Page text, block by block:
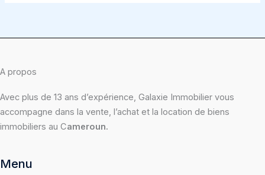
A propos
Avec plus de 13 ans d’expérience, Galaxie Immobilier vous
accompagne dans la vente, l’achat et la location de biens
immobiliers au Cameroun.
Menu